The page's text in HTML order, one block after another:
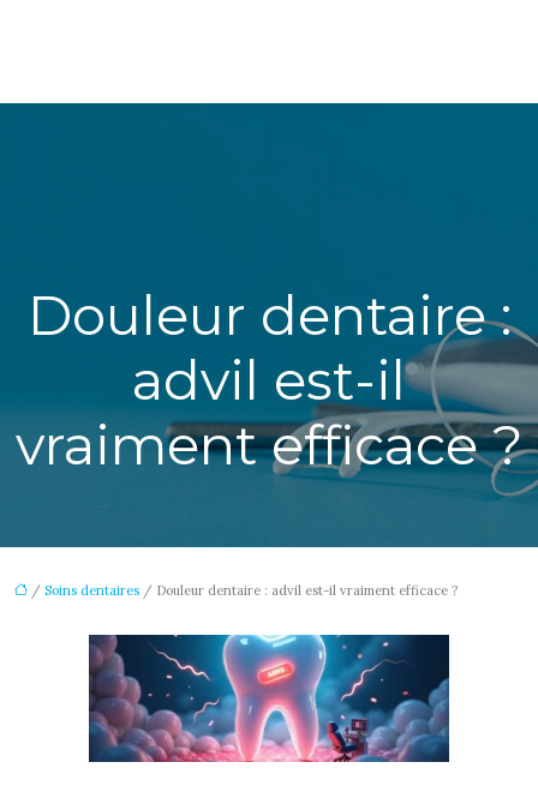
Douleur dentaire :
advil est-il
vraiment efficace ?
/ Soins dentaires / Douleur dentaire : advil est-il vraiment efficace ?